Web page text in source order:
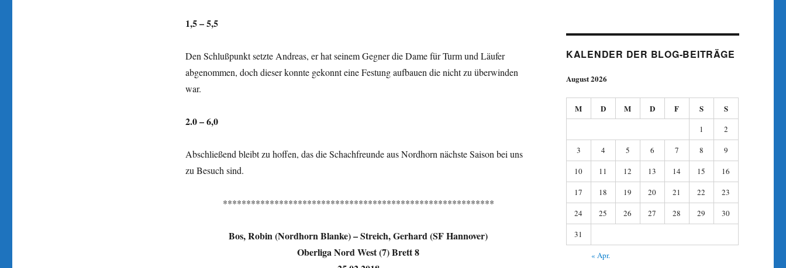
1,5 – 5,5
Den Schlußpunkt setzte Andreas, er hat seinem Gegner die Dame für Turm und Läufer
abgenommen, doch dieser konnte gekonnt eine Festung aufbauen die nicht zu überwinden
war.
2.0 – 6,0
Abschließend bleibt zu hoffen, das die Schachfreunde aus Nordhorn nächste Saison bei uns
zu Besuch sind.
**********************************************************
Bos, Robin (Nordhorn Blanke) – Streich, Gerhard (SF Hannover)
Oberliga Nord West (7) Brett 8
KALENDER DER BLOG-BEITRÄGE
August 2026
M D M D F S S
1
2
3
4 5 6 7 8
9
10
11 12 13 14 15
16
17
18 19 20 21 22
23
24
25 26 27 28 29
30
31
« Apr.